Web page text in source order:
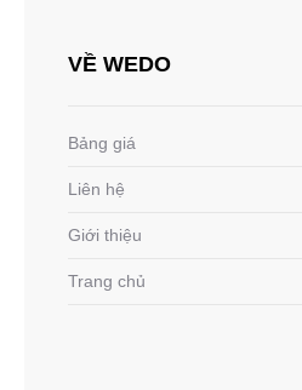
VỀ WEDO
Bảng giá
Liên hệ
Giới thiệu
Trang chủ